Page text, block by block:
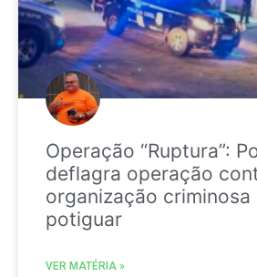
Operação “Ruptura”:
deflagra operação
organização criminosa
potiguar
VER MATÉRIA »